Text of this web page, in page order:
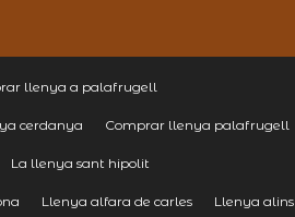
llenya a palafrugell
cerdanya Comprar llenya palafrugell
La llenya sant hipolit
Llenya alfara de carles Llenya alins